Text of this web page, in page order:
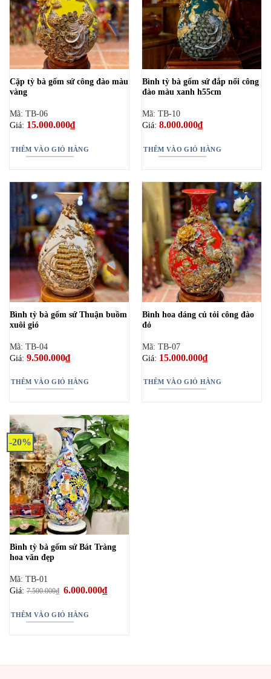
Cặp tỳ bà gốm sứ công đào màu
vàng
Mã: TB-06
Giá: 15.000.000₫
THÊM VÀO GIỎ HÀNG
Bình tỳ bà gốm sứ đắp nổi công
đào màu xanh h55cm
Mã: TB-10
Giá: 8.000.000₫
THÊM VÀO GIỎ HÀNG
Bình tỳ bà gốm sứ Thuận buồm
xuôi gió
Mã: TB-04
Giá: 9.500.000₫
THÊM VÀO GIỎ HÀNG
Bình hoa dáng củ tỏi công đào
đỏ
Mã: TB-07
Giá: 15.000.000₫
THÊM VÀO GIỎ HÀNG
-20%
Bình tỳ bà gốm sứ Bát Tràng
hoa văn đẹp
Mã: TB-01
Giá:7.500.000₫ Giá
7.500.000₫.
6.000.000₫Giá
hiện
THÊM VÀO GIỎ HÀNG